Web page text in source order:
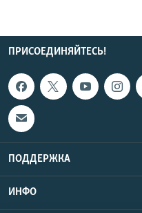
ПРИСОЕДИНЯЙТЕСЬ!
ПОДДЕРЖКА
ИНФО